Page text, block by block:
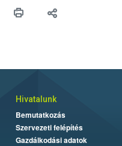
felhasználók számára is
Hivatalunk
Bemutatkozás
Szervezeti felépítés
Gazdálkodási adatok